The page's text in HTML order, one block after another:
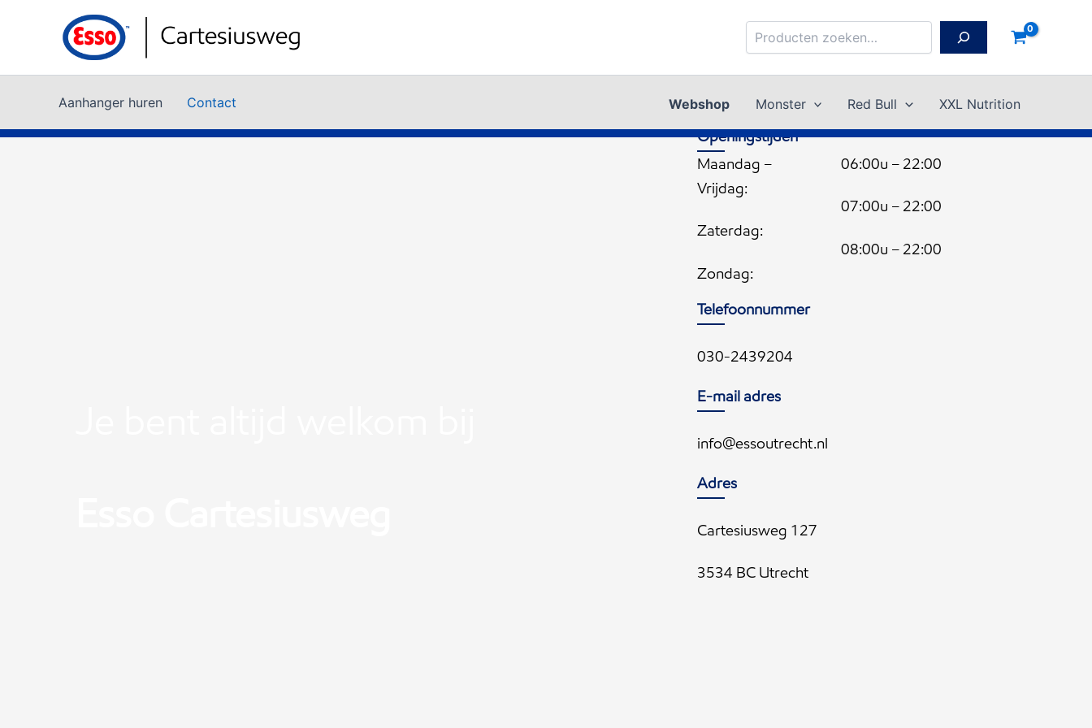
inhoud
Zoeken
Aanhanger huren Contact Webshop Monster Red Bull XXL Nutrition
Openingstijden
Maandag –
Vrijdag:
Zaterdag:
Zondag:
06:00u – 22:00
07:00u – 22:00
08:00u – 22:00
Telefoonnummer
030-2439204
E-mail adres
info@essoutrecht.nl
Adres
Cartesiusweg 127
3534 BC Utrecht